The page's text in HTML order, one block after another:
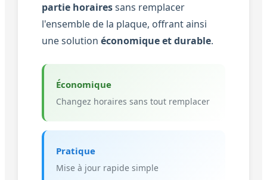
partie horairessans remplacer
l'ensemble de la plaque, offrant ainsi
une solution économique et durable.
Économique
Changez horaires sans tout remplacer
Pratique
Mise à jour rapide simple